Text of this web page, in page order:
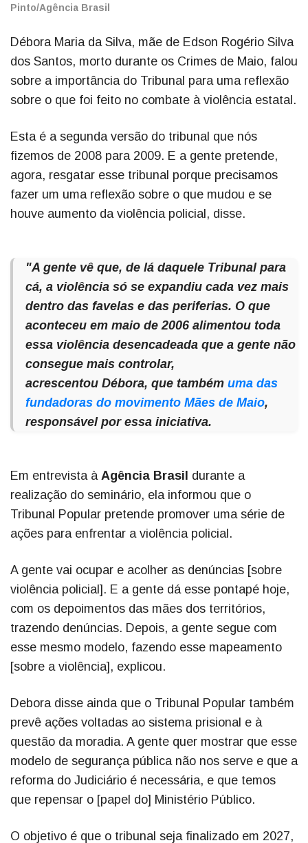
Pinto/Agência Brasil
Débora Maria da Silva, mãe de Edson Rogério Silva
dos Santos, morto durante os Crimes de Maio, falou
sobre a importância do Tribunal para uma reflexão
sobre o que foi feito no combate à violência estatal.
Esta é a segunda versão do tribunal que nós
fizemos de 2008 para 2009. E a gente pretende,
agora, resgatar esse tribunal porque precisamos
fazer um uma reflexão sobre o que mudou e se
houve aumento da violência policial, disse.
"A gente vê que, de lá daquele Tribunal para
cá, a violência só se expandiu cada vez mais
dentro das favelas e das periferias. O que
aconteceu em maio de 2006 alimentou toda
essa violência desencadeada que a gente não
consegue mais controlar,
acrescentou Débora, que também uma das
fundadoras do movimento Mães de Maio,
responsável por essa iniciativa.
Em entrevista à Agência Brasil durante a
realização do seminário, ela informou que o
Tribunal Popular pretende promover uma série de
ações para enfrentar a violência policial.
A gente vai ocupar e acolher as denúncias [sobre
violência policial]. E a gente dá esse pontapé hoje,
com os depoimentos das mães dos territórios,
trazendo denúncias. Depois, a gente segue com
esse mesmo modelo, fazendo esse mapeamento
[sobre a violência], explicou.
Debora disse ainda que o Tribunal Popular também
prevê ações voltadas ao sistema prisional e à
questão da moradia. A gente quer mostrar que esse
modelo de segurança pública não nos serve e que a
reforma do Judiciário é necessária, e que temos
que repensar o [papel do] Ministério Público.
O objetivo é que o tribunal seja finalizado em 2027,